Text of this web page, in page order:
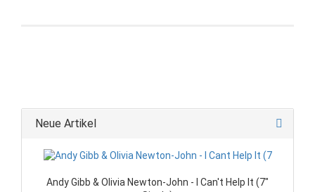
Neue Artikel
Andy Gibb & Olivia Newton-John - I Can't Help It (7"